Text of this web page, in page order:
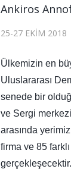
Ankiros
25-27 EKIM 2018
Ülkemizin en
Uluslararası
senede bir
ve Sergi
arasında
firma ve 85